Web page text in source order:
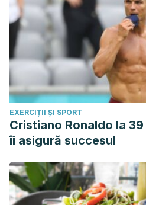
EXERCIȚII ȘI SPORT
Cristiano Ronaldo la
îi asigură succesul